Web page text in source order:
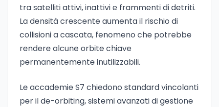
tra satelliti attivi, inattivi e frammenti di detriti.
La densità crescente aumenta il rischio di
collisioni a cascata, fenomeno che potrebbe
rendere alcune orbite chiave
permanentemente inutilizzabili.
Le accademie S7 chiedono standard vincolanti
per il de-orbiting, sistemi avanzati di gestione